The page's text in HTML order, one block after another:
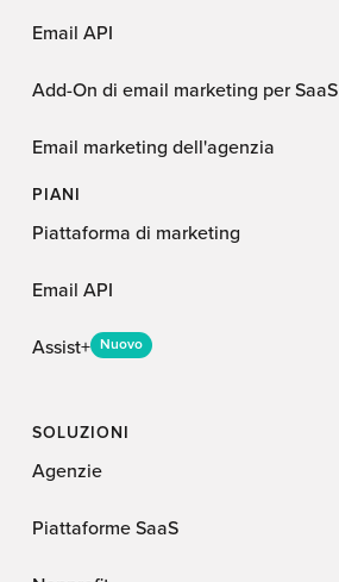
Email API
Add-On di email marketing per SaaS
Email marketing dell'agenzia
PIANI
Piattaforma di marketing
Email API
Assist+ Nuovo
SOLUZIONI
Agenzie
Piattaforme SaaS